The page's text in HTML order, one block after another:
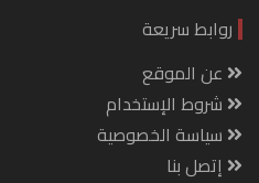
روابط سريعة
عن الموقع
شروط الإستخدام
سياسة الخصوصية
إتصل بنا